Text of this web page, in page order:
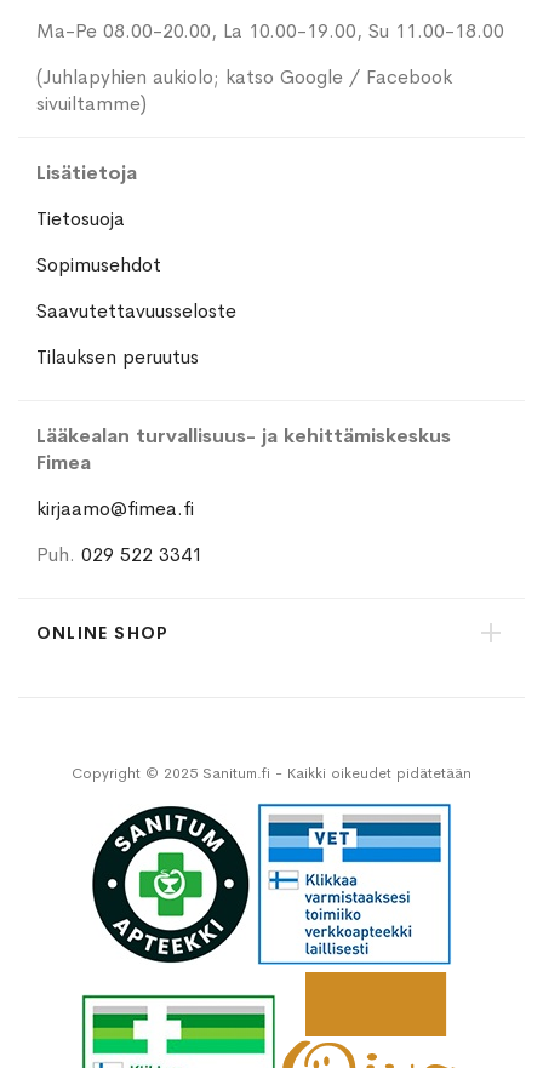
Ma-Pe 08.00-20.00, La 10.00-19.00, Su 11.00-18.00
(Juhlapyhien aukiolo; katso Google / Facebook
sivuiltamme)
Lisätietoja
Tietosuoja
Sopimusehdot
Saavutettavuusseloste
Tilauksen peruutus
Lääkealan turvallisuus- ja kehittämiskeskus
Fimea
kirjaamo@fimea.fi
Puh. 029 522 3341
ONLINE SHOP
Copyright © 2025 Sanitum.fi - Kaikki oikeudet pidätetään